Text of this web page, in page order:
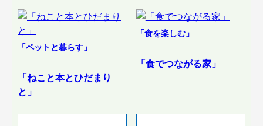
「ペットと暮らす」
「ねこと本とひだまり
と」
「食を楽しむ」
「食でつながる家」